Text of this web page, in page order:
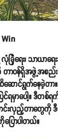
ခြုံရေး၊ သာယာ
တာဝန်ရှိအဖွဲ့အစ
ောင်ရွက်နေခဲ့တာ
င်ရမှာပေါ့။ ဒီတ
င်းလှည့်တာတွေကို
ြောပါတယ်။